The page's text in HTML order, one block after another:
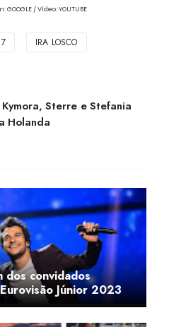
/ Vídeo: YOUTUBE
IRA LOSCO
Kymora, Sterre e Stefania
Holanda
dos convidados
Júnior 2023